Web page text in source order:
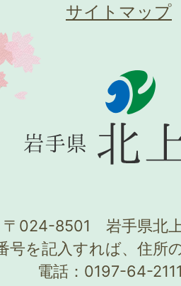
サイトマップ
〒024-8501 岩手県北
号を記入すれば、住所
電話：0197-64-